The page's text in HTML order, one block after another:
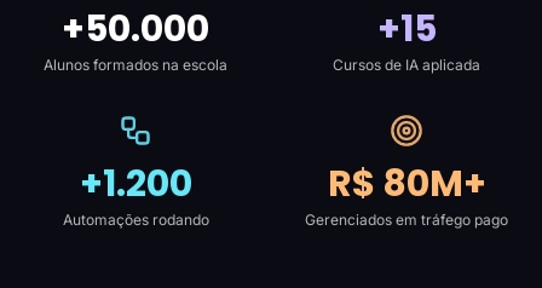
+50.000
Alunos formados na escola
+15
Cursos de IA aplicada
+1.200
Automações rodando
R$ 80M+
Gerenciados em tráfego pago